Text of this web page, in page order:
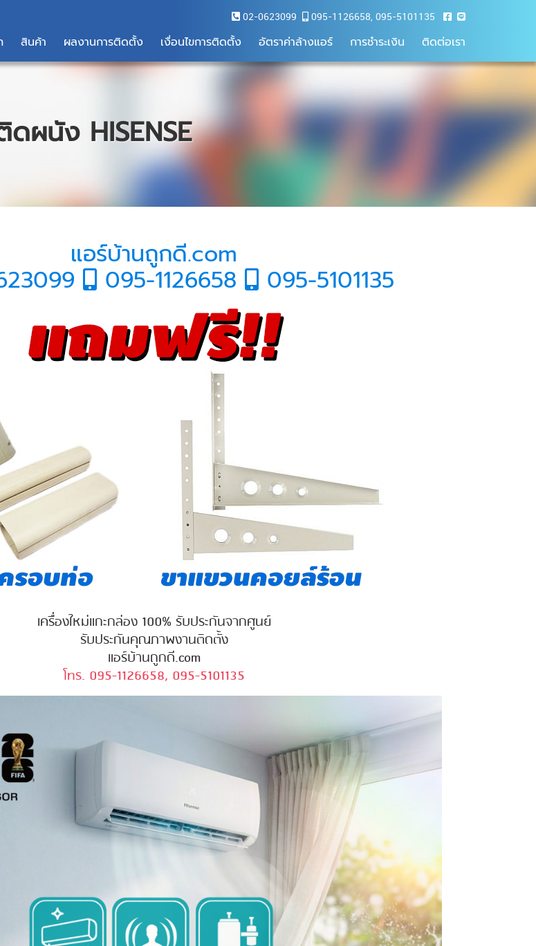
02-0623099 095-1126658, 095-5101135
สินค้า ผลงานการติดตั้ง เงื่อนไขการติดตั้ง อัตราค่าล้างแอร์ การชำระเงิน ติดต่อเรา
ดผนัง HISENSE
แอร์บ้านถูกดี.com
095-1126658 095-5101135
เครื่องใหม่แกะกล่อง 100% รับประกันจากศูนย์
รับประกันคุณภาพงานติดตั้ง
แอร์บ้านถูกดี.com
โทร. 095-1126658, 095-5101135